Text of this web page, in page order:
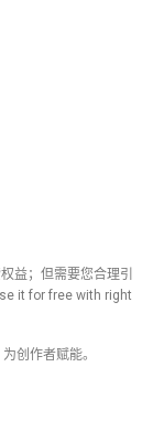
益；但需要您合理引
it for free with right
创作者赋能。